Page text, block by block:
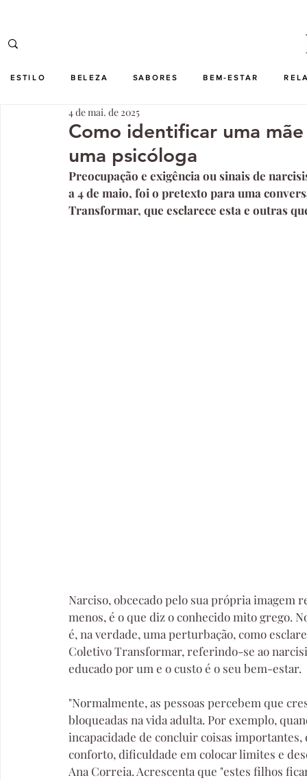
ESTILO BELEZA SABORES BEM-ESTAR
Como identificar uma
uma psicóloga
4 de mai. de 2025
Preocupação e exigência ou sinais de
a 4 de maio, foi o pretexto para uma
Transformar, que esclarece esta e outras
Narciso, obcecado pelo sua própria imagem
menos, é o que diz o conhecido mito grego.
é, na verdade, uma perturbação, como
Coletivo Transformar, referindo-se ao
educado por um e o custo é o seu bem-estar.
"Normalmente, as pessoas percebem que
bloqueadas na vida adulta. Por exemplo,
incapacidade de concluir coisas
conforto, dificuldade em colocar limites e
Ana Correia. Acrescenta que "estes filhos